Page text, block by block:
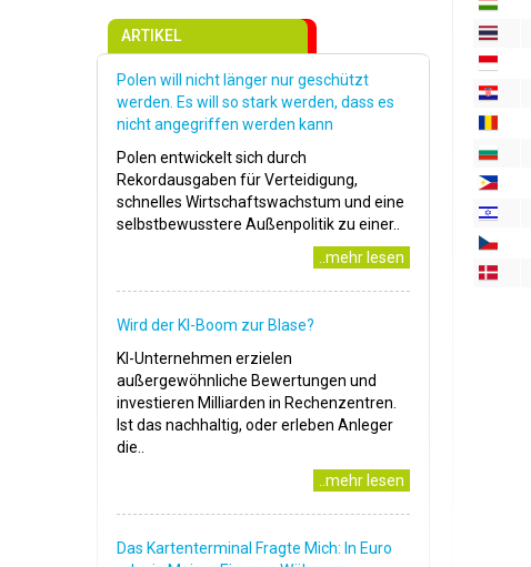
ARTIKEL
Polen will nicht länger nur geschützt
werden. Es will so stark werden, dass es
nicht angegriffen werden kann
Polen entwickelt sich durch
Rekordausgaben für Verteidigung,
schnelles Wirtschaftswachstum und eine
selbstbewusstere Außenpolitik zu einer..
..mehr lesen
Wird der KI-Boom zur Blase?
KI-Unternehmen erzielen
außergewöhnliche Bewertungen und
investieren Milliarden in Rechenzentren.
Ist das nachhaltig, oder erleben Anleger
die..
..mehr lesen
Das Kartenterminal Fragte Mich: In Euro